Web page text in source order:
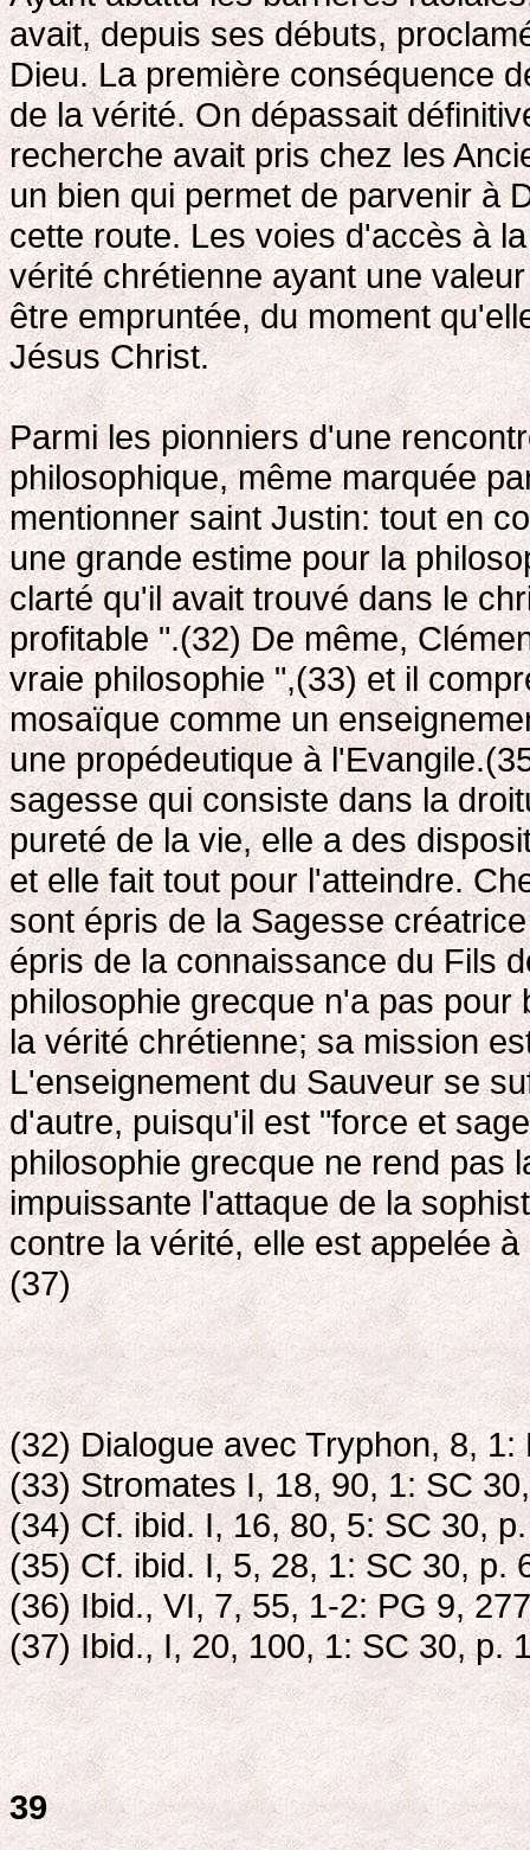
avait, depuis ses débuts,
Dieu. La première conséquence
de la vérité. On dépassait
recherche avait pris chez les
un bien qui permet de parvenir à
cette route. Les voies d'accès à
vérité chrétienne ayant une
être empruntée, du moment
Jésus Christ.
Parmi les pionniers d'une
philosophique, même marquée
mentionner saint Justin: tout en
une grande estime pour la
clarté qu'il avait trouvé dans le
profitable ".(32) De même,
vraie philosophie ",(33) et il
mosaïque comme un
une propédeutique à
sagesse qui consiste dans la
pureté de la vie, elle a des
et elle fait tout pour l'atteindre.
sont épris de la Sagesse
épris de la connaissance du Fils
philosophie grecque n'a pas
la vérité chrétienne; sa mission
L'enseignement du Sauveur se
d'autre, puisqu'il est "force et
philosophie grecque ne rend pas
impuissante l'attaque de la
contre la vérité, elle est appelée
(37)
(32) Dialogue avec Tryphon, 8, 1:
(33) Stromates I, 18, 90, 1: SC
(34) Cf. ibid. I, 16, 80, 5: SC 30,
(35) Cf. ibid. I, 5, 28, 1: SC 30, p.
(36) Ibid., VI, 7, 55, 1-2: PG 9,
(37) Ibid., I, 20, 100, 1: SC 30, p.
39